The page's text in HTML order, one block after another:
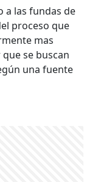
a las fundas de
proceso que
mas
se buscan
una fuente